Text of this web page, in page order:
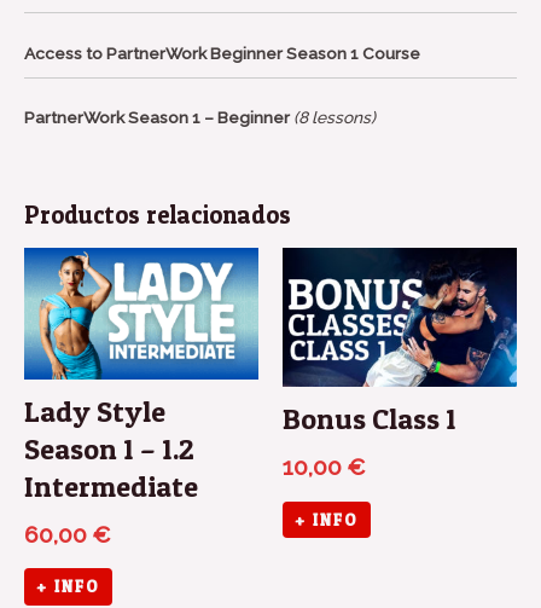
Access to PartnerWork Beginner Season 1 Course
PartnerWork Season 1 – Beginner(8 lessons)
Productos relacionados
Lady Style
Season 1 – 1.2
Intermediate
60,00 €
+ INFO
Bonus Class 1
10,00 €
+ INFO